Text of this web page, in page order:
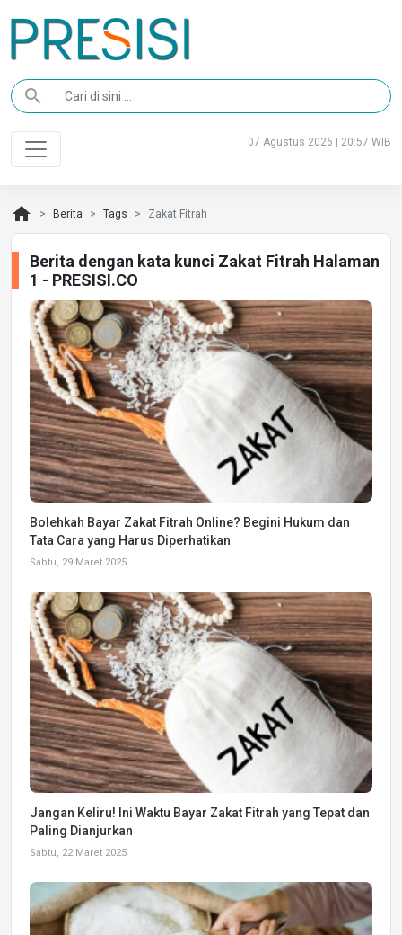
search
07 Agustus 2026 | 20:57 WIB
home Berita Tags Zakat Fitrah
Berita dengan kata kunci Zakat Fitrah Halaman
1 - PRESISI.CO
Bolehkah Bayar Zakat Fitrah Online? Begini Hukum dan
Tata Cara yang Harus Diperhatikan
Sabtu, 29 Maret 2025
Jangan Keliru! Ini Waktu Bayar Zakat Fitrah yang Tepat dan
Paling Dianjurkan
Sabtu, 22 Maret 2025